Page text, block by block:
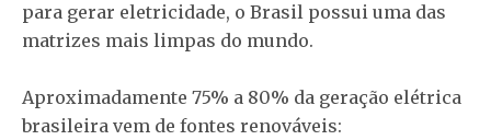
para gerar eletricidade, o Brasil possui uma das
matrizes mais limpas do mundo.
Aproximadamente 75% a 80% da geração elétrica
brasileira vem de fontes renováveis: